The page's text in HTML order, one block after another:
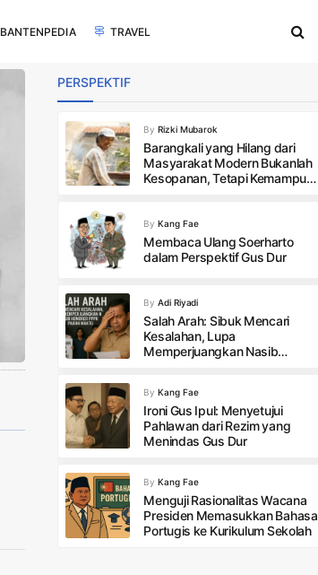
BANTENPEDIA TRAVEL
PERSPEKTIF
By Rizki Mubarok
Barangkali yang Hilang dari
Masyarakat Modern Bukanlah
Kesopanan, Tetapi Kemampuan
By Kang Fae
Membaca Ulang Soerharto
dalam Perspektif Gus Dur
By Adi Riyadi
Salah Arah: Sibuk Mencari
Kesalahan, Lupa
Memperjuangkan Nasib
By Kang Fae
Ironi Gus Ipul: Menyetujui
Pahlawan dari Rezim yang
Menindas Gus Dur
By Kang Fae
Menguji Rasionalitas Wacana
Presiden Memasukkan Bahasa
Portugis ke Kurikulum Sekolah